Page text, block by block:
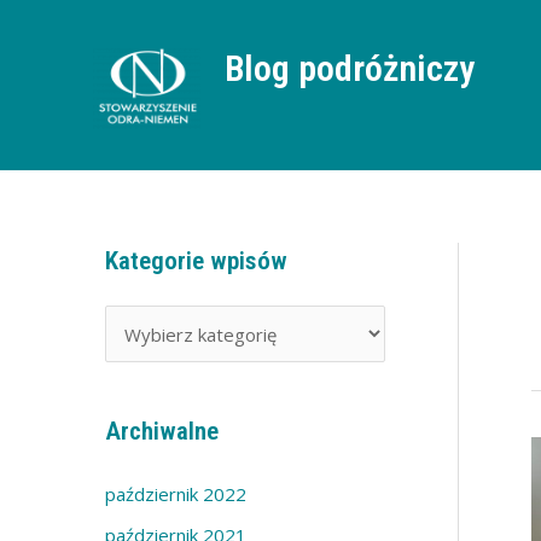
Blog podróżniczy
Kategorie wpisów
K
e
o
i
Archiwalne
październik 2022
październik 2021